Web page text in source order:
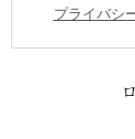
プライバシ